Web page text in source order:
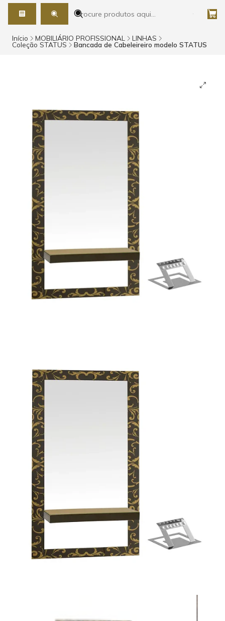
Início MOBILIÁRIO PROFISSIONAL LINHAS
Coleção STATUS Bancada de Cabeleireiro modelo STATUS